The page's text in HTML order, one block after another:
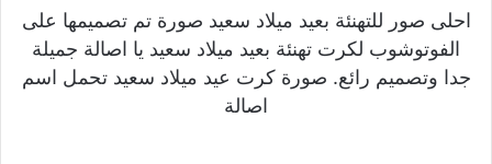
احلى صور للتهنئة بعيد ميلاد سعيد صورة تم تصميمها على
الفوتوشوب لكرت تهنئة بعيد ميلاد سعيد يا اصالة جميلة
جدا وتصميم رائع. صورة كرت عيد ميلاد سعيد تحمل اسم
اصالة